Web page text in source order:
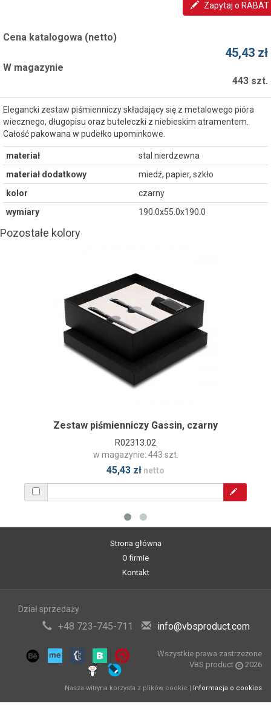
Zapytaj o RABAT
Cena katalogowa (netto)
45,43 zł
W magazynie
443 szt.
Elegancki zestaw piśmienniczy składający się z metalowego pióra
wiecznego, długopisu oraz buteleczki z niebieskim atramentem.
Całość pakowana w pudełko upominkowe.
materiał
stal nierdzewna
materiał dodatkowy
miedź, papier, szkło
kolor
czarny
wymiary
190.0x55.0x190.0
Pozostałe kolory
Zestaw piśmienniczy Gassin, czarny
R02313.02
w magazynie: 443 szt.
45,43 zł netto
Strona główna
O firmie
Kontakt
Dział sprzedaży
+48 723-745-711 info@vbsproduct.com
Wszystkie prawa zastrzeżone
VBS product
2026
Nasza witryna korzysta z plików cookie | Informacja o cookies